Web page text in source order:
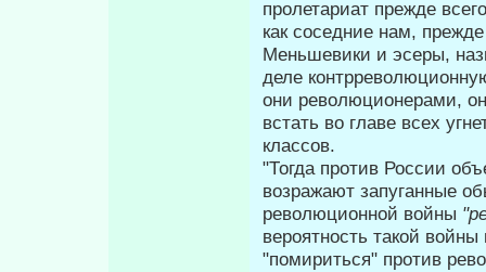
пролетариат прежде
как соседние нам, прежде
Меньшевики и эсеры,
деле
они револю­ционерами,
встать во главе всех
классов.
"Тогда против России
возража­ют запуганные
революционной войны
вероятность такой
"помириться" против